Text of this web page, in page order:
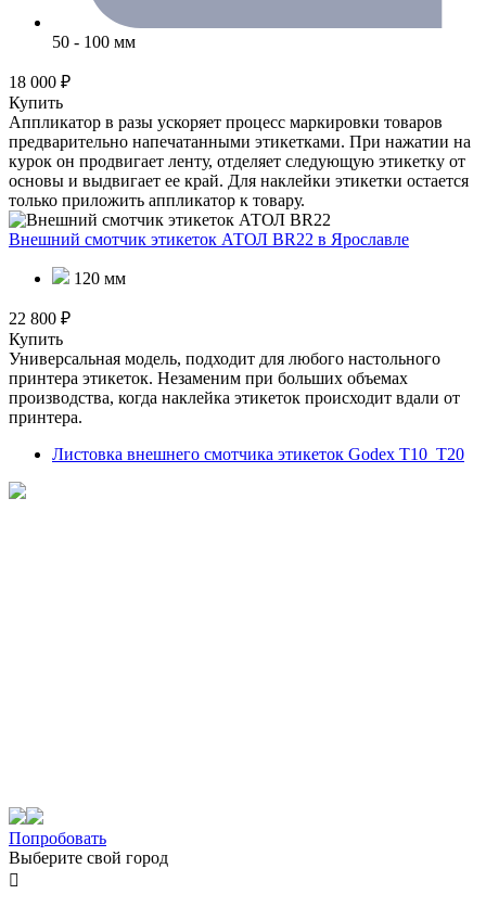
50 - 100 мм
18 000 ₽
Купить
Аппликатор в разы ускоряет процесс маркировки товаров
предварительно напечатанными этикетками. При нажатии на
курок он продвигает ленту, отделяет следующую этикетку от
основы и выдвигает ее край. Для наклейки этикетки остается
только приложить аппликатор к товару.
Внешний смотчик этикеток АТОЛ BR22 в Ярославле
120 мм
22 800 ₽
Купить
Универсальная модель, подходит для любого настольного
принтера этикеток. Незаменим при больших объемах
производства, когда наклейка этикеток происходит вдали от
принтера.
Листовка внешнего смотчика этикеток Godex T10_T20
Попробовать
Выберите свой город
